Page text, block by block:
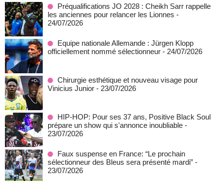
Préqualifications JO 2028 : Cheikh Sarr rappelle
les anciennes pour relancer les Lionnes -
24/07/2026
Equipe nationale Allemande : Jürgen Klopp
officiellement nommé sélectionneur - 24/07/2026
Chirurgie esthétique et nouveau visage pour
Vinicius Junior - 23/07/2026
HIP-HOP: Pour ses 37 ans, Positive Black Soul
prépare un show qui s'annonce inoubliable -
23/07/2026
Faux suspense en France: “Le prochain
sélectionneur des Bleus sera présenté mardi” -
23/07/2026